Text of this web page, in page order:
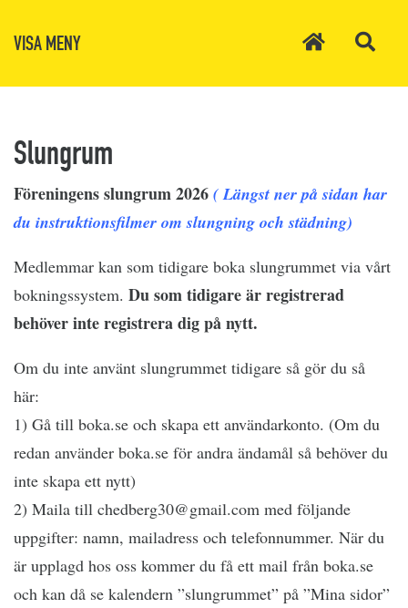
VISA MENY
Slungrum
Föreningens slungrum 2026 ( Längst ner på sidan har
du instruktionsfilmer om slungning och städning)
Medlemmar kan som tidigare boka slungrummet via vårt
bokningssystem. Du som tidigare är registrerad
behöver inte registrera dig på nytt.
Om du inte använt slungrummet tidigare så gör du så
här:
1) Gå till boka.se och skapa ett användarkonto. (Om du
redan använder boka.se för andra ändamål så behöver du
inte skapa ett nytt)
2) Maila till chedberg30@gmail.com med följande
uppgifter: namn, mailadress och telefonnummer. När du
är upplagd hos oss kommer du få ett mail från boka.se
och kan då se kalendern ”slungrummet” på ”Mina sidor”